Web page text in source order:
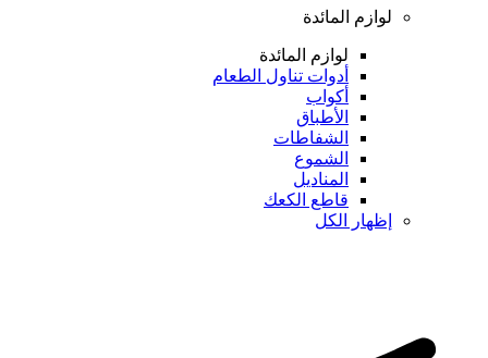
لوازم المائدة
لوازم المائدة
أدوات تناول الطعام
أكواب
الأطباق
الشفاطات
الشموع
المناديل
قاطع الكعك
إظهار الكل